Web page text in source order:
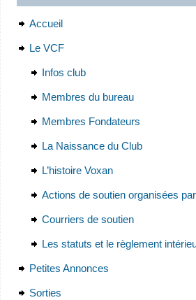
Accueil
Le VCF
Infos club
Membres du bureau
Membres Fondateurs
La Naissance du Club
L’histoire Voxan
Actions de soutien organisées
Courriers de soutien
Les statuts et le règlement
Petites Annonces
Sorties